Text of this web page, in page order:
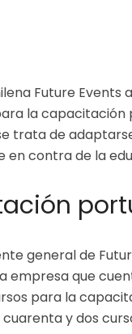
Future Events
la
trata de
en contra de la
general de
empresa que
para la
y dos